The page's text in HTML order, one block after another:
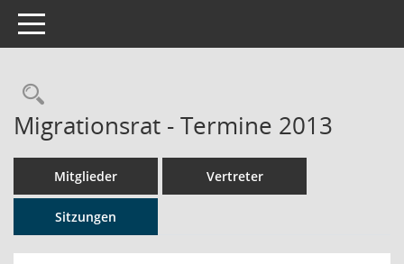
Toggle navigation
Rechercheauswahl
Migrationsrat - Termine 2013
Mitglieder Vertreter
Sitzungen